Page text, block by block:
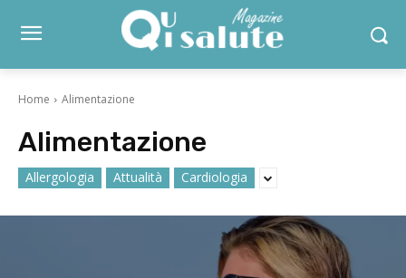
Home Alimentazione
Alimentazione
Allergologia Attualità Cardiologia